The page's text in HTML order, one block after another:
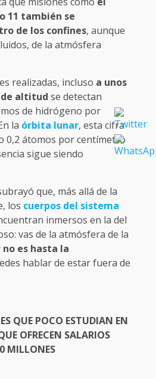
11 también se
de los confines, aunque
de la atmósfera
realizadas, incluso a unos
de altitud se detectan
de hidrógeno por
la órbita lunar, esta cifra
0,2 átomos por centímetro
sigue siendo
que, más allá de la
los cuerpos del sistema
inmersos en la del
vas de la atmósfera de la
no es hasta la
hablar de estar fuera de
QUE POCO ESTUDIAN EN
OFRECEN SALARIOS
MILLONES